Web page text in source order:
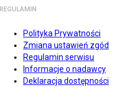
REGULAMIN
Polityka Prywatności
Zmiana ustawień zgód
Regulamin serwisu
Informacje o nadawcy
Deklaracja dostępności